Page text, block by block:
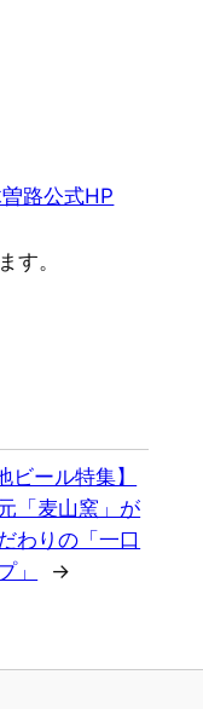
路公式HP
す。
ビール特集】
「麦山窯」が
わりの「一口
」
→